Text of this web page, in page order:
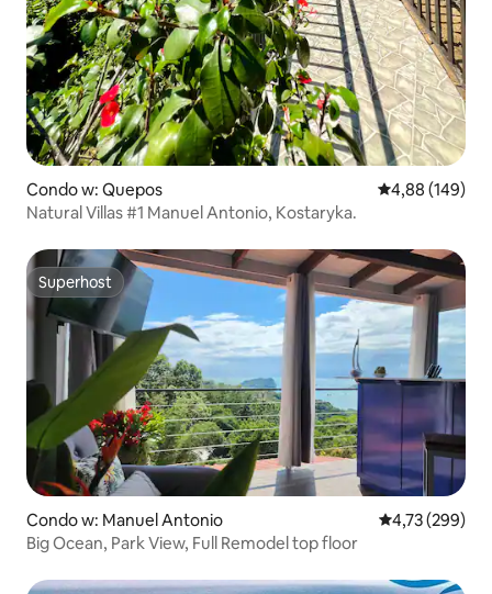
Condo w: Quepos Średnia
4,88 (149)
Natural Villas #1 Manuel Antonio, Kostaryka.
Superhost
Superhost
Condo w: Manuel Antonio Średnia
4,73 (299)
Big Ocean, Park View, Full Remodel top floor